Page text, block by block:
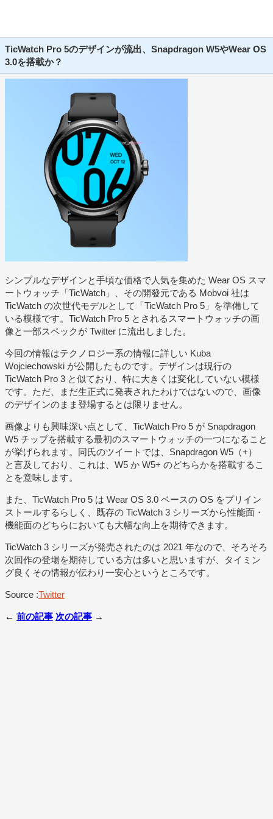
TicWatch Pro 5のデザインが流出、Snapdragon W5やWear OS
3.0を搭載か？
シンプルなデザインと手頃な価格で人気を集めた Wear OS スマ
ートウォッチ「TicWatch」、その開發元である Mobvoi 社は
TicWatch の次世代モデルとして「TicWatch Pro 5」を準備して
いる模様です。TicWatch Pro 5 とされるスマートウォッチの画
像と一部スペックが Twitter に流出しました。
今回の情報はテクノロジー系の情報に詳しい Kuba
Wojciechowski が公開したものです。デザインは現行の
TicWatch Pro 3 と似ており、特に大きくは変化していない模様
です。ただ、まだ生正式に発表されたわけではないので、画像
のデザインのまま登場するとは限りません。
画像よりも興味深い点として、TicWatch Pro 5 が Snapdragon
W5 チップを搭載する最初のスマートウォッチの一つになること
が挙げられます。同氏のツイートでは、Snapdragon W5（+）
と言及しており、これは、W5 か W5+ のどちらかを搭載するこ
とを意味します。
また、TicWatch Pro 5 は Wear OS 3.0 ベースの OS をプリイン
ストールするらしく、既存の TicWatch 3 シリーズから性能面・
機能面のどちらにおいても大幅な向上を期待できます。
TicWatch 3 シリーズが発売されたのは 2021 年なので、そろそろ
次回作の登場を期待している方は多いと思いますが、タイミン
グ良くその情報が伝わり一安心というところです。
Source :Twitter
← 前の記事 次の記事 →